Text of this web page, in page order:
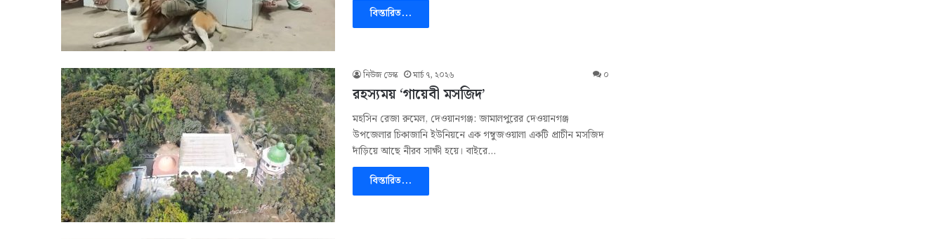
বিস্তারিত...
নিউজ ডেস্ক মার্চ ৭, ২০২৬ ০
রহস্যময় ‘গায়েবী মসজিদ’
মহসিন রেজা রুমেল, দেওয়ানগঞ্জ: জামালপুরের দেওয়ানগঞ্জ
উপজেলার চিকাজানি ইউনিয়নে এক গম্বুজওয়ালা একটি প্রাচীন মসজিদ
দাঁড়িয়ে আছে নীরব সাক্ষী হয়ে। বাইরে…
বিস্তারিত...